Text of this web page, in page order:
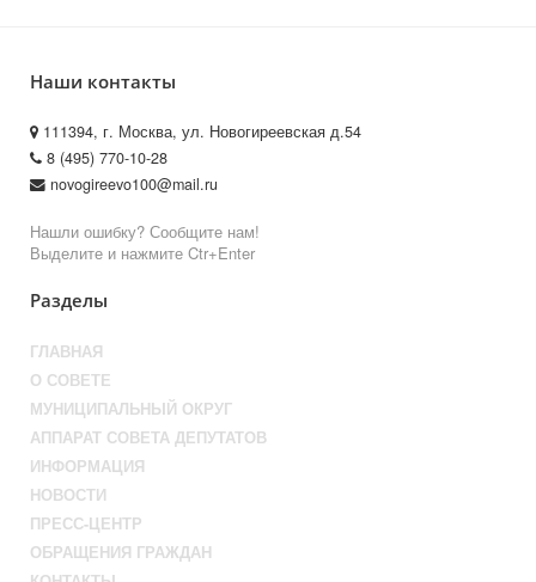
Наши контакты
111394, г. Москва, ул. Новогиреевская д.54
8 (495) 770-10-28
novogireevo100@mail.ru
Нашли ошибку? Сообщите нам!
Выделите и нажмите Ctr+Enter
Разделы
ГЛАВНАЯ
О СОВЕТЕ
МУНИЦИПАЛЬНЫЙ ОКРУГ
АППАРАТ СОВЕТА ДЕПУТАТОВ
ИНФОРМАЦИЯ
НОВОСТИ
ПРЕСС-ЦЕНТР
ОБРАЩЕНИЯ ГРАЖДАН